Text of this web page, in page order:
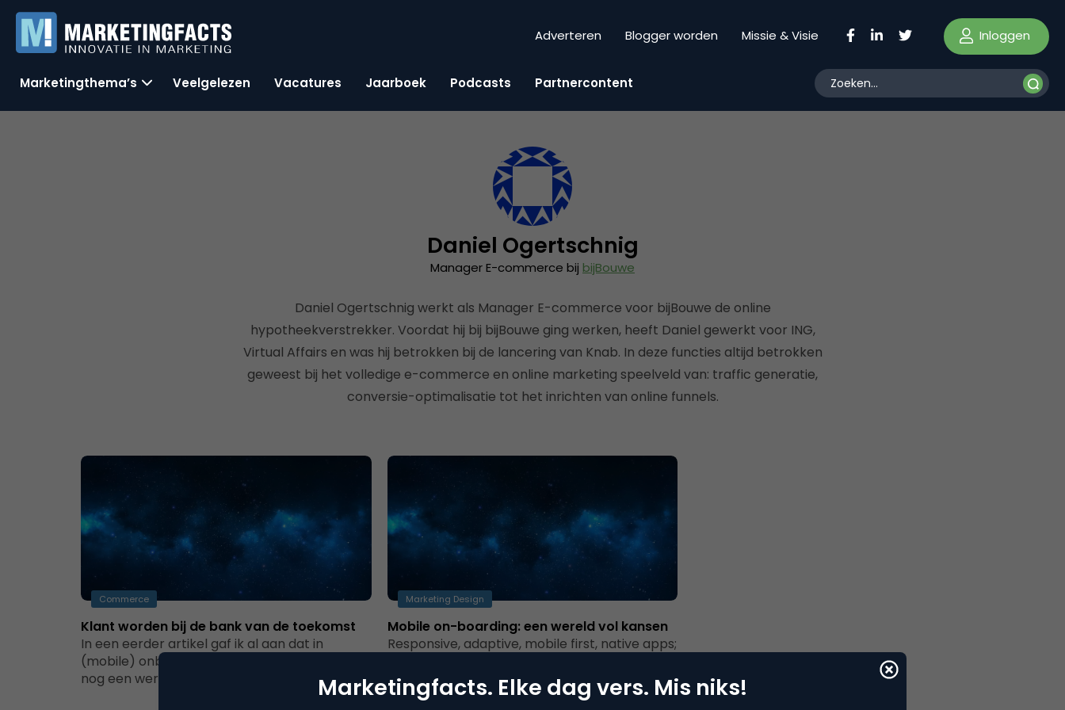
Adverteren Blogger worden Missie & Visie Inloggen
Marketingthema’s Veelgelezen Vacatures Jaarboek Podcasts Partnercontent
Daniel Ogertschnig
Manager E-commerce bij bijBouwe
Daniel Ogertschnig werkt als Manager E-commerce voor bijBouwe de online
hypotheekverstrekker. Voordat hij bij bijBouwe ging werken, heeft Daniel gewerkt voor ING,
Virtual Affairs en was hij betrokken bij de lancering van Knab. In deze functies altijd betrokken
geweest bij het volledige e-commerce en online marketing speelveld van: traffic generatie,
conversie-optimalisatie tot het inrichten van online funnels.
Commerce
Klant worden bij de bank van de toekomst
In een eerder artikel gaf ik al aan dat in
(mobile) onboarding bij banken in Nederland
nog een wereld aan…
Marketing Design
Mobile on-boarding: een wereld vol kansen
Responsive, adaptive, mobile first, native apps;
bank vraagt naar de…
Marketingfacts. Elke dag vers. Mis niks!